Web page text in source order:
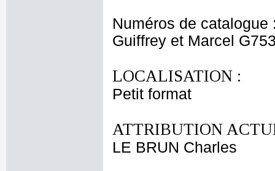
Numéros de catalogue
Guiffrey et Marcel
LOCALISATION :
Petit format
ATTRIBUTION
LE BRUN Charles